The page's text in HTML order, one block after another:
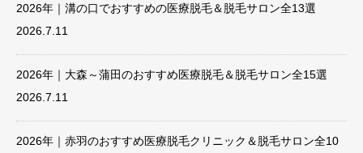
2026年｜溝の口でおすすめの医療脱毛＆脱毛サロン全13選
2026.7.11
2026年｜大森～蒲田のおすすめ医療脱毛＆脱毛サロン全15選
2026.7.11
2026年｜赤羽のおすすめ医療脱毛クリニック＆脱毛サロン全10